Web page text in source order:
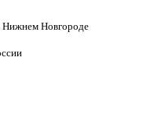
Нижнем Новгороде